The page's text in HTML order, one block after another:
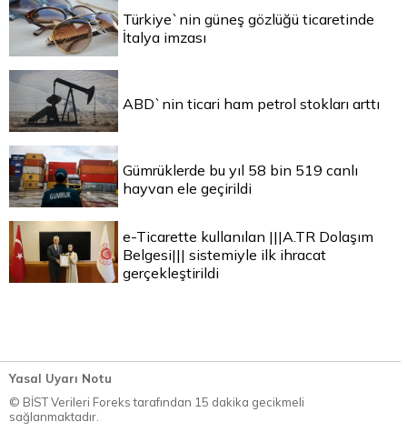
Türkiye`nin güneş gözlüğü ticaretinde
İtalya imzası
ABD`nin ticari ham petrol stokları arttı
Gümrüklerde bu yıl 58 bin 519 canlı
hayvan ele geçirildi
e-Ticarette kullanılan |||A.TR Dolaşım
Belgesi||| sistemiyle ilk ihracat
gerçekleştirildi
Yasal Uyarı Notu
© BİST Verileri Foreks tarafından 15 dakika gecikmeli
sağlanmaktadır.